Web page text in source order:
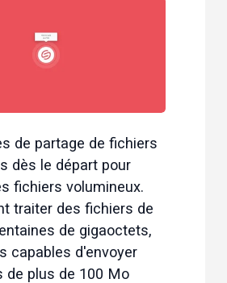
de partage de fichiers
dès le départ pour
fichiers volumineux.
traiter des fichiers de
de gigaoctets,
capables d'envoyer
de plus de 100 Mo